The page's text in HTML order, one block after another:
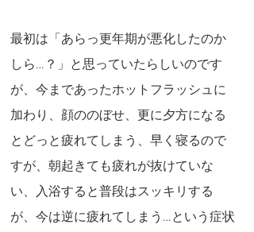
最初は「あらっ更年期が悪化したのか
しら…？」と思っていたらしいのです
が、今まであったホットフラッシュに
加わり、顔ののぼせ、更に夕方になる
とどっと疲れてしまう、早く寝るので
すが、朝起きても疲れが抜けていな
い、入浴すると普段はスッキリする
が、今は逆に疲れてしまう…という症状